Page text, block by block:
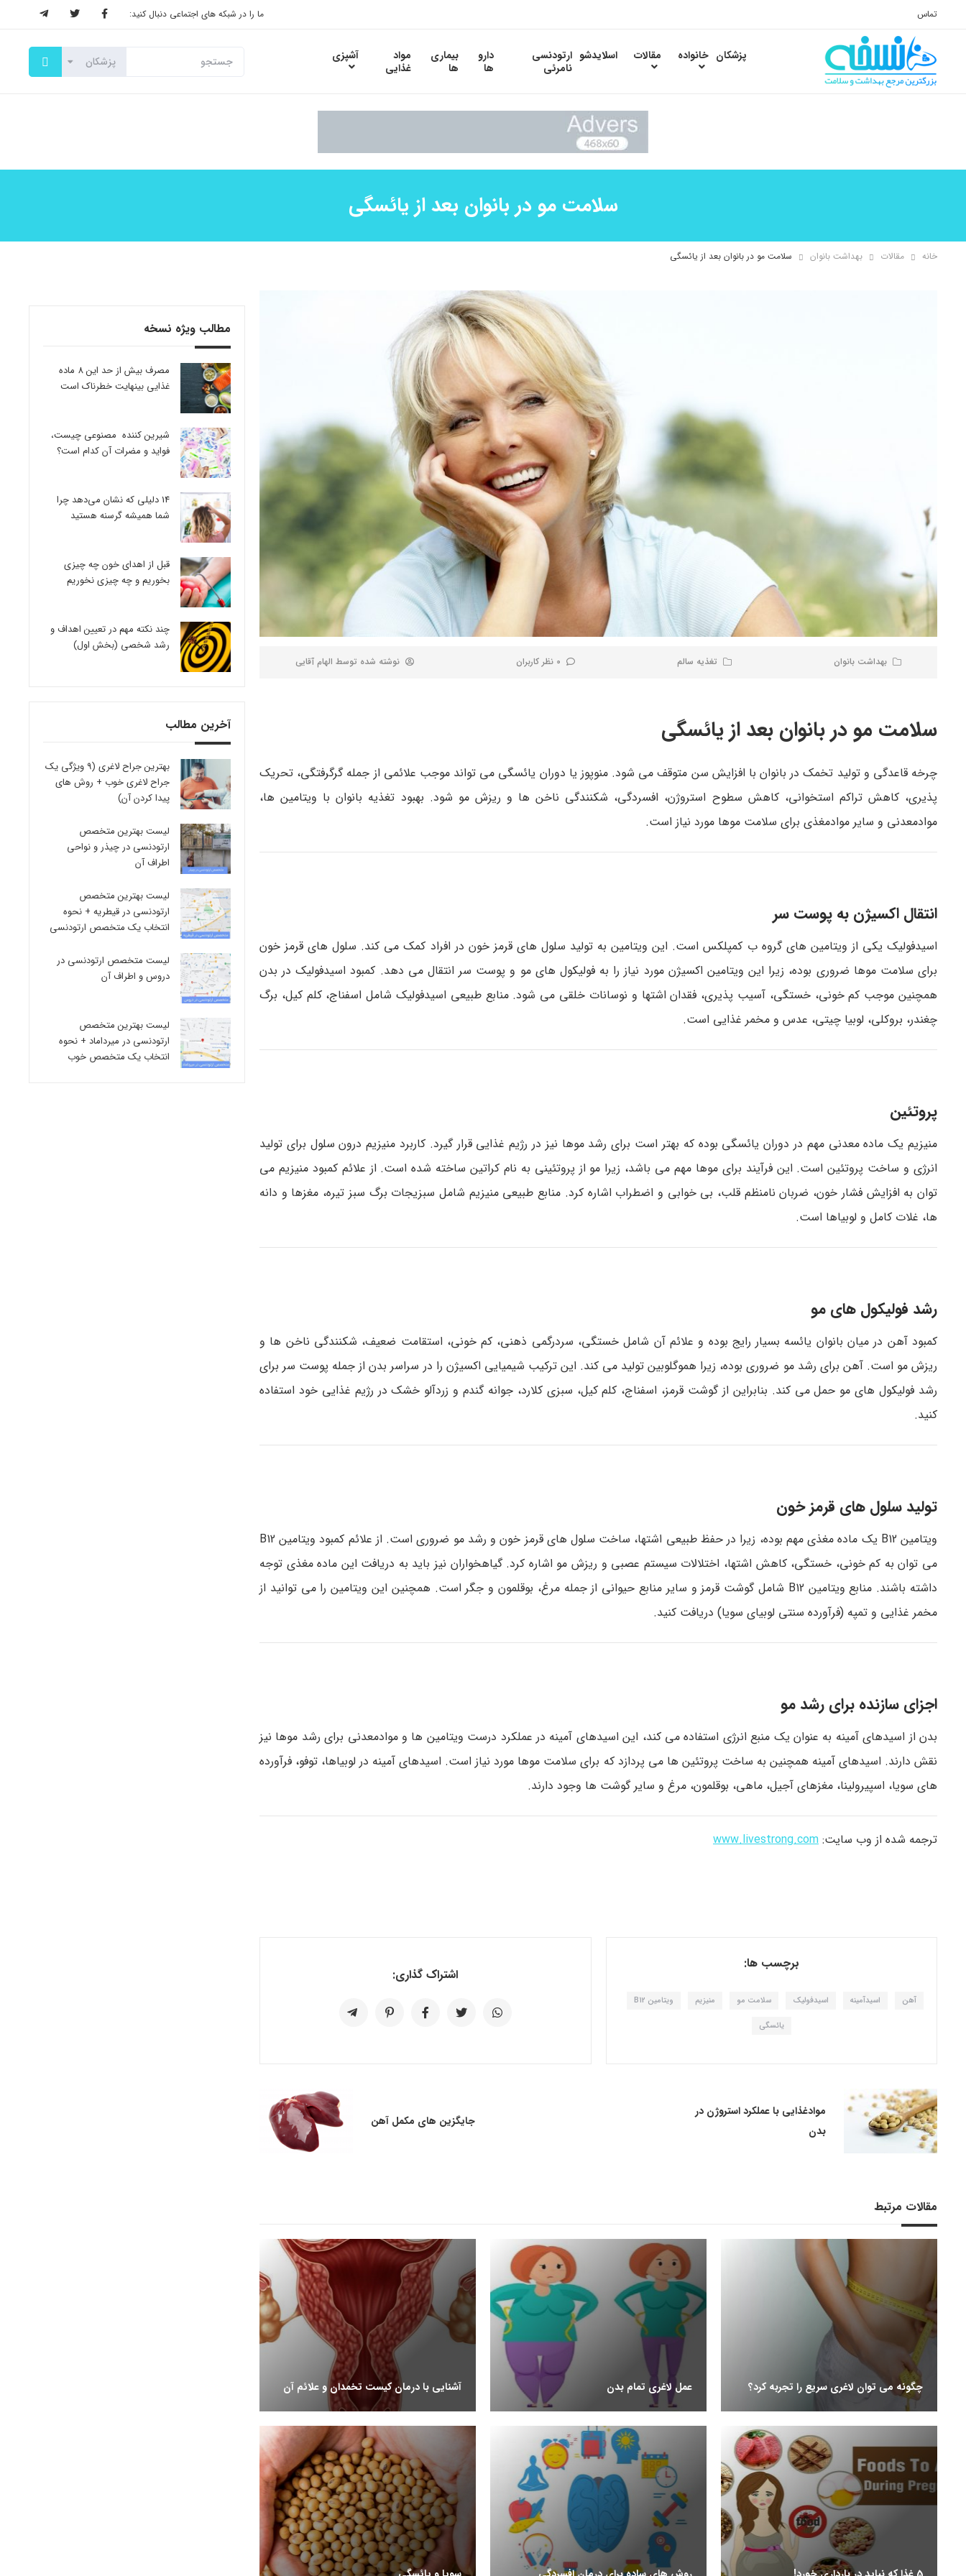
تماس ما را در شبکه های اجتماعی دنبال کنید:
پزشکان خانواده مقالات اسلایدشو ارتودنسی
نامرئی
دارو
ها
بیماری
ها
مواد
غذایی
آشپزی
سلامت مو در بانوان بعد از یائسگی
خانه مقالات بهداشت بانوان سلامت مو در بانوان بعد از یائسگی
بهداشت بانوان تغذیه سالم 0 نظر کاربران نوشته شده توسط الهام آقایی
سلامت مو در بانوان بعد از یائسگی
چرخه قاعدگی و تولید تخمک در بانوان با افزایش سن متوقف می شود. منوپوز یا دوران یائسگی می تواند موجب علائمی از جمله گرگرفتگی، تحریک
پذیری، کاهش تراکم استخوانی، کاهش سطوح استروژن، افسردگی، شکنندگی ناخن ها و ریزش مو شود. بهبود تغذیه بانوان با ویتامین ها،
موادمعدنی و سایر موادمغذی برای سلامت موها مورد نیاز است.
انتقال اکسیژن به پوست سر
اسیدفولیک یکی از ویتامین های گروه ب کمپلکس است. این ویتامین به تولید سلول های قرمز خون در افراد کمک می کند. سلول های قرمز خون
برای سلامت موها ضروری بوده، زیرا این ویتامین اکسیژن مورد نیاز را به فولیکول های مو و پوست سر انتقال می دهد. کمبود اسیدفولیک در بدن
همچنین موجب کم خونی، خستگی، آسیب پذیری، فقدان اشتها و نوسانات خلقی می شود. منابع طبیعی اسیدفولیک شامل اسفناج، کلم کیل، برگ
چغندر، بروکلی، لوبیا چیتی، عدس و مخمر غذایی است.
پروتئین
منیزیم یک ماده معدنی مهم در دوران یائسگی بوده که بهتر است برای رشد موها نیز در رژیم غذایی قرار گیرد. کاربرد منیزیم درون سلول برای تولید
انرژی و ساخت پروتئین است. این فرآیند برای موها مهم می باشد، زیرا مو از پروتئینی به نام کراتین ساخته شده است. از علائم کمبود منیزیم می
توان به افزایش فشار خون، ضربان نامنظم قلب، بی خوابی و اضطراب اشاره کرد. منابع طبیعی منیزیم شامل سبزیجات برگ سبز تیره، مغزها و دانه
ها، غلات کامل و لوبیاها است.
رشد فولیکول های مو
کمبود آهن در میان بانوان یائسه بسیار رایج بوده و علائم آن شامل خستگی، سردرگمی ذهنی، کم خونی، استقامت ضعیف، شکنندگی ناخن ها و
ریزش مو است. آهن برای رشد مو ضروری بوده، زیرا هموگلوبین تولید می کند. این ترکیب شیمیایی اکسیژن را در سراسر بدن از جمله پوست سر برای
رشد فولیکول های مو حمل می کند. بنابراین از گوشت قرمز، اسفناج، کلم کیل، سبزی کلارد، جوانه گندم و زردآلو خشک در رژیم غذایی خود استفاده
کنید.
تولید سلول های قرمز خون
ویتامین B12 یک ماده مغذی مهم بوده، زیرا در حفظ طبیعی اشتها، ساخت سلول های قرمز خون و رشد مو ضروری است. از علائم کمبود ویتامین B12
می توان به کم خونی، خستگی، کاهش اشتها، اختلالات سیستم عصبی و ریزش مو اشاره کرد. گیاهخواران نیز باید به دریافت این ماده مغذی توجه
داشته باشند. منابع ویتامین B12 شامل گوشت قرمز و سایر منابع حیوانی از جمله مرغ، بوقلمون و جگر است. همچنین این ویتامین را می توانید از
مخمر غذایی و تمپه (فرآورده سنتی لوبیای سویا) دریافت کنید.
اجزای سازنده برای رشد مو
بدن از اسیدهای آمینه به عنوان یک منبع انرژی استفاده می کند، این اسیدهای آمینه در عملکرد درست ویتامین ها و موادمعدنی برای رشد موها نیز
نقش دارند. اسیدهای آمینه همچنین به ساخت پروتئین ها می پردازد که برای سلامت موها مورد نیاز است. اسیدهای آمینه در لوبیاها، توفو، فرآورده
های سویا، اسپیرولینا، مغزهای آجیل، ماهی، بوقلمون، مرغ و سایر گوشت ها وجود دارند.
ترجمه شده از وب سایت: www.livestrong.com
برچسب ها:
آهن اسیدآمینه اسیدفولیک سلامت مو منیزیم ویتامین B12
یائسگی
اشتراک گذاری:
موادغذایی با عملکرد استروژن در
بدن
جایگزین های مکمل آهن
مقالات مرتبط
چگونه می توان لاغری سریع را تجربه کرد؟ عمل لاغری تمام بدن آشنایی با درمان کیست تخمدان و علائم آن
مطالب ویژه نسخه
مصرف بیش از حد این 8 ماده
غذایی بینهایت خطرناک است
شیرین کننده مصنوعی چیست،
فواید و مضرات آن کدام است؟
14 دلیلی که نشان می‌دهد چرا
شما همیشه گرسنه هستید
قبل از اهدای خون چه چیزی
بخوریم و چه چیزی نخوریم
چند نکته مهم در تعیین اهداف و
رشد شخصی (بخش اول)
آخرین مطالب
بهترین جراح لاغری (9 ویژگی یک
جراح لاغری خوب + روش های
پیدا کردن آن)
لیست بهترین متخصص
ارتودنسی در چیذر و نواحی
اطراف آن
لیست بهترین متخصص
ارتودنسی در قیطریه + نحوه
انتخاب یک متخصص ارتودنسی
لیست متخصص ارتودنسی در
دروس و اطراف آن
لیست بهترین متخصص
ارتودنسی در میرداماد + نحوه
انتخاب یک متخصص خوب